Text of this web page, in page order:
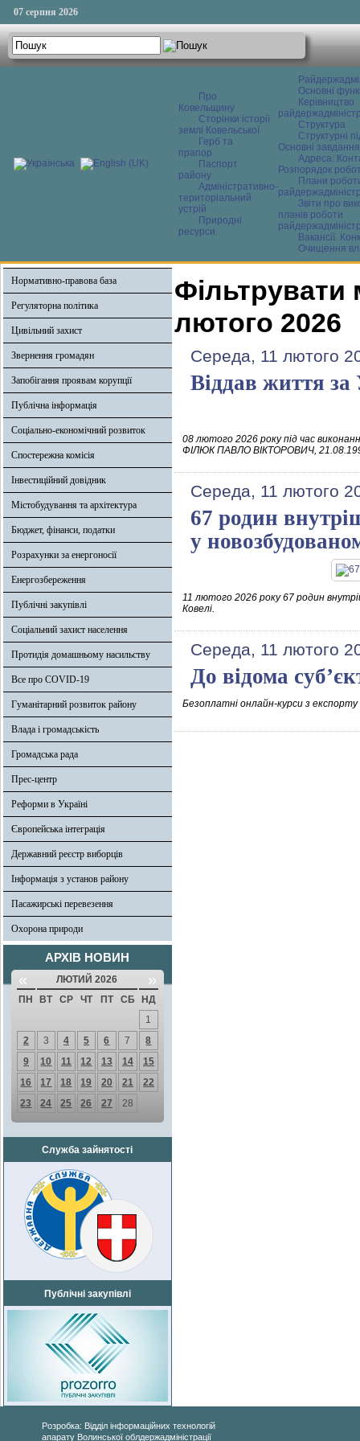
07 серпня 2026
Про
Ковельщину
Сторінки історії
землі Ковельської
Герб та
прапор
Паспорт
району
Адміністративно-
територіальний
устрій
Природні
ресурси
Основні
Керівництво
Структура
Структурні
Основні завдання
Адреса.
Розпорядок
Плани
Звіти про
планів роботи
Вакансії.
Очищення
Нормативно-правова база
Регуляторна політика
Цивільний захист
Звернення громадян
Запобігання проявам корупції
Публічна інформація
Соціально-економічний розвиток
Спостережна комісія
Інвестиційний довідник
Містобудування та архітектура
Бюджет, фінанси, податки
Розрахунки за енергоносії
Енергозбереження
Публічні закупівлі
Соціальний захист населення
Протидія домашньому насильству
Все про COVID-19
Гуманітарний розвиток району
Влада і громадськість
Громадська рада
Прес-центр
Реформи в Україні
Європейська інтеграція
Державний реєстр виборців
Інформація з установ району
Пасажирські перевезення
Охорона природи
АРХІВ НОВИН
« ЛЮТИЙ 2026 »
ПН ВТ СР ЧТ ПТ СБ
НД
1
2
3 4 5 6 7
8
9
10 11 12 13 14
15
16
17 18 19 20 21
22
23
24 25 26 27 28
Служба зайнятості
Публічні закупівлі
Фільтрувати
лютого 2026
Середа, 11 лютого
Віддав життя
08 лютого 2026 року під час
ФІЛЮК ПАВЛО ВІКТОРОВИЧ,
Середа, 11 лютого
67 родин
у
11 лютого 2026 року 67 родин
Ковелі.
Середа, 11 лютого
До відома
Безоплатні онлайн-курси з
Розробка: Відділ інформаційних технологій
апарату Волинської облдержадміністрації